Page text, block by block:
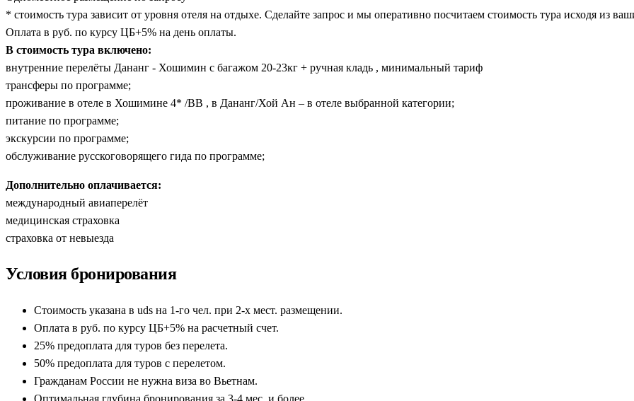
* стоимость тура зависит от уровня отеля на отдыхе. Сделайте запрос и мы оперативно посчитаем стоимость тура исходя из
Оплата в руб. по курсу ЦБ+5% на день оплаты.
В стоимость тура включено:
внутренние перелёты Дананг - Хошимин с багажом 20-23кг + ручная кладь , минимальный тариф
трансферы по программе;
проживание в отеле в Хошимине 4* /BB , в Дананг/Хой Ан – в отеле выбранной категории;
питание по программе;
экскурсии по программе;
обслуживание русскоговорящего гида по программе;
Дополнительно оплачивается:
международный авиаперелёт
медицинская страховка
страховка от невыезда
Условия бронирования
Стоимость указана в uds на 1-го чел. при 2-х мест. размещении.
Оплата в руб. по курсу ЦБ+5% на расчетный счет.
25% предоплата для туров без перелета.
50% предоплата для туров с перелетом.
Гражданам России не нужна виза во Вьетнам.